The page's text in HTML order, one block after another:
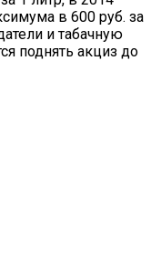
в 600 руб. за
и табачную
поднять акциз до